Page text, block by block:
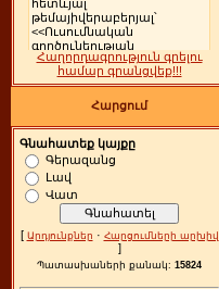
Հաղորդագրություն գրելու
համար գրանցվեք!!!
Հարցում
Գնահատեք կայքը
Գերազանց
Լավ
Վատ
[ Արդյունքներ · Հարցումների արխիվ
]
Պատասխաների քանակ: 15824